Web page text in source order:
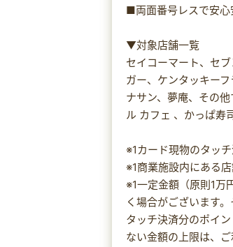
■両面番号レスで安心
▼対象店舗一覧
セイコーマート、セ
ガー、ケンタッキー
ナサン、夢庵、その
ル カフェ 、かっぱ寿
※1カード現物のタッ
※1商業施設内にある
※1一定金額（原則1万
く場合がございます
タッチ決済分のポイ
ない金額の上限は、